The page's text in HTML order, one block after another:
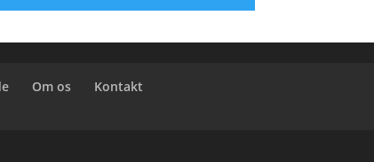
Om os
Kontakt